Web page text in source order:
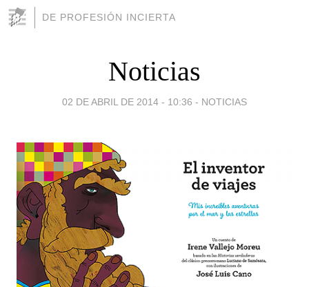
DE PROFESIÓN INCIERTA
Noticias
02 DE ABRIL DE 2014 - 10:36 - NOTICIAS